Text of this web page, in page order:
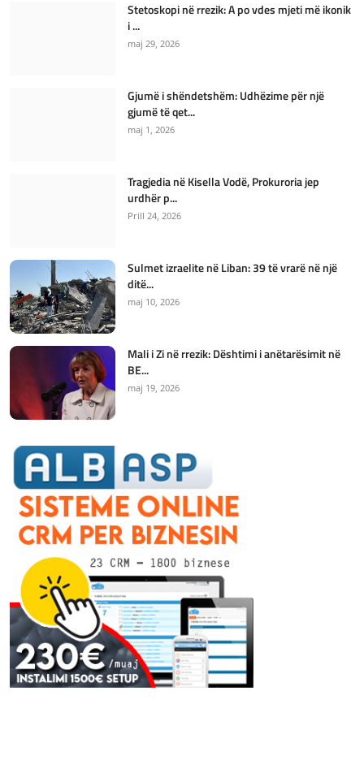
Stetoskopi në rrezik: A po vdes mjeti më ikonik
i ...
maj 29, 2026
Gjumë i shëndetshëm: Udhëzime për një
gjumë të qet...
maj 1, 2026
Tragjedia në Kisella Vodë, Prokuroria jep
urdhër p...
Prill 24, 2026
Sulmet izraelite në Liban: 39 të vrarë në një
ditë...
maj 10, 2026
Mali i Zi në rrezik: Dështimi i anëtarësimit në
BE...
maj 19, 2026